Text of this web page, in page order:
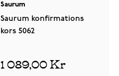
Saurum
Saurum konfirmations
kors 5062
1 089,00 Kr